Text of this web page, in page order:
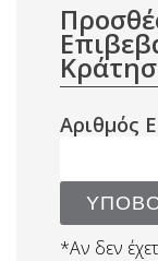
Αριθμός
*Αν δεν